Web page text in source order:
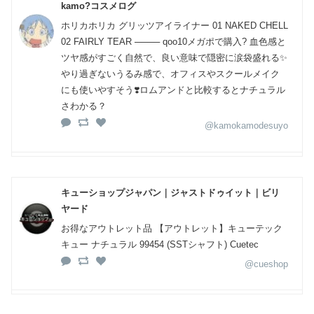
kamo?コスメログ
ホリカホリカ グリッツアイライナー 01 NAKED CHELL
02 FAIRLY TEAR ──── qoo10メガポで購入? 血色感と
ツヤ感がすごく自然で、良い意味で隠密に涙袋盛れる✨
やり過ぎないうるみ感で、オフィスやスクールメイク
にも使いやすそう❣️ロムアンドと比較するとナチュラル
さわかる？
@kamokamodesuyo
キューショップジャパン｜ジャストドゥイット｜ビリ
ヤード
お得なアウトレット品 【アウトレット】キューテック
キュー ナチュラル 99454 (SSTシャフト) Cuetec
@cueshop